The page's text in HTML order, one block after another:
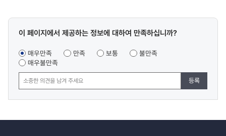
콘텐츠
조사
이 페이지에서 제공하는 정보에 대하여 만족하십니까?
매우만족 만족 보통
불만족
매우불만족
등록